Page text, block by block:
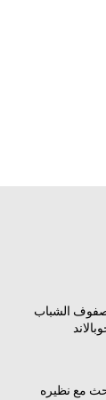
صفوف الشباب
مع نظيره